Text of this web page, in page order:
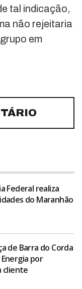
tal indicação,
não rejeitaria
em
Federal realiza
do Maranhão
de Barra do Corda
por
cliente